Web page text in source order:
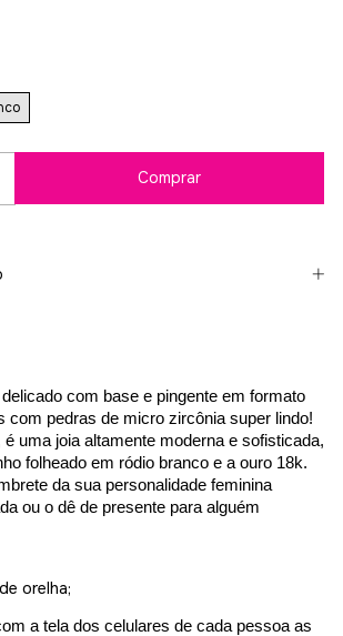
com base e pingente em formato
com pedras de micro zircônia super lindo!
uma joia altamente moderna e sofisticada,
folheado em ródio branco e a ouro 18k.
da sua personalidade feminina
ou o dê de presente para alguém
orelha;
a tela dos celulares de cada pessoa as